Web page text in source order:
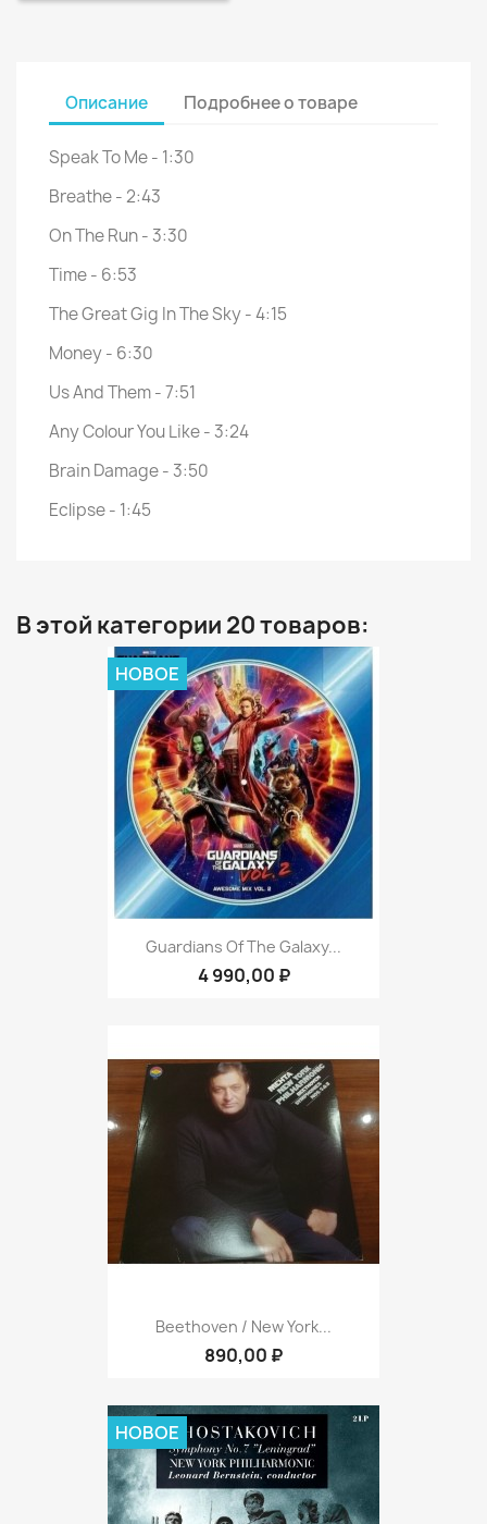
Описание Подробнее о товаре
Speak To Me - 1:30
Breathe - 2:43
On The Run - 3:30
Time - 6:53
The Great Gig In The Sky - 4:15
Money - 6:30
Us And Them - 7:51
Any Colour You Like - 3:24
Brain Damage - 3:50
Eclipse - 1:45
В этой категории 20 товаров:
Guardians Of The Galaxy...
4 990,00 ₽
НОВОЕ
Beethoven / New York...
890,00 ₽
НОВОЕ